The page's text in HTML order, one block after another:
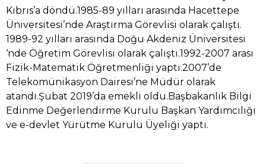
Kıbrıs’a döndü.1985-89 yılları arasında Hacettepe
Üniversitesi’nde Araştırma Görevlisi olarak çalıştı.
1989-92 yılları arasında Doğu Akdeniz Üniversitesi
‘nde Öğretim Görevlisi olarak çalıştı.1992-2007 arası
Fizik-Matematik Öğretmenliği yaptı.2007’de
Telekomünikasyon Dairesi’ne Müdür olarak
atandı.Şubat 2019’da emekli oldu.Başbakanlık Bilgi
Edinme Değerlendirme Kurulu Başkan Yardımcılığı
ve e-devlet Yürütme Kurulu Üyeliği yaptı.